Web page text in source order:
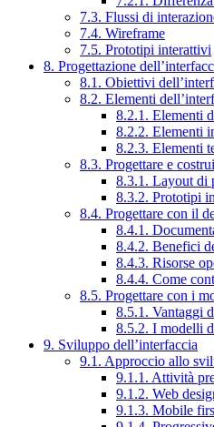
7.3. Flussi di
7.4. Wireframe
7.5. Prototipi interattivi
8. Progettazione
8.1. Obiettivi
8.2. Elementi
8.2.1. Elementi
8.2.2. Elementi
8.2.3. Elementi
8.3. Progettare e
8.3.1. Layout di
8.3.2. Prototipi
8.4. Progettare con il
8.4.1.
8.4.2. Benefici
8.4.3. Risorse
8.4.4. Come
8.5. Progettare con i
8.5.1. Vantaggi
8.5.2. I modelli
9. Sviluppo dell’interfaccia
9.1. Approccio allo
9.1.1. Attività
9.1.2. Web
9.1.3. Mobile